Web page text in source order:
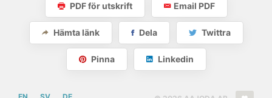
PDF för utskrift Email PDF
Hämta länk Dela Twittra
Pinna Linkedin